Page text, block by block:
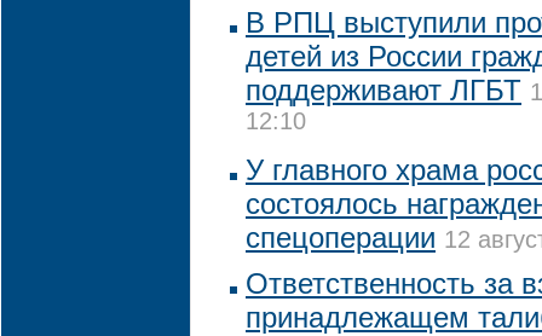
В РПЦ выступили
детей из России
поддерживают ЛГБТ
12:10
У главного храма
состоялось
спецоперации 12
Ответственность за
принадлежащем